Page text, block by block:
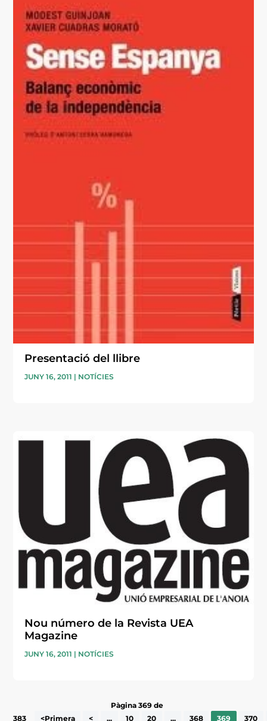
Presentació del llibre
JUNY 16, 2011 | NOTÍCIES
Nou número de la Revista UEA
Magazine
JUNY 16, 2011 | NOTÍCIES
Pàgina 369 de
383
<Primera < ... 10 20 ... 368 369 370